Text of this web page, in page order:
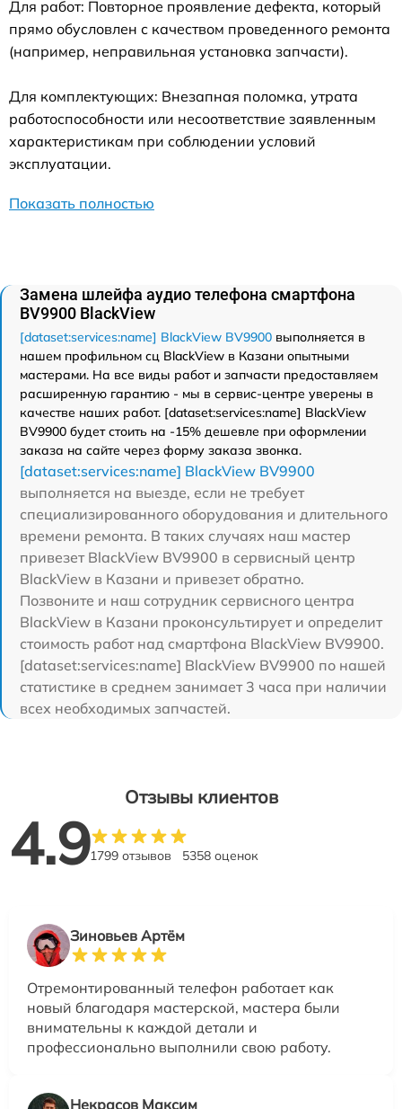
Для работ: Повторное проявление дефекта, который
прямо обусловлен с качеством проведенного ремонта
(например, неправильная установка запчасти).
Для комплектующих: Внезапная поломка, утрата
работоспособности или несоответствие заявленным
характеристикам при соблюдении условий
эксплуатации.
Показать полностью
Замена шлейфа аудио телефона смартфона
BV9900 BlackView
[dataset:services:name] BlackView BV9900 выполняется в
нашем профильном сц BlackView в Казани опытными
мастерами. На все виды работ и запчасти предоставляем
расширенную гарантию - мы в сервис-центре уверены в
качестве наших работ. [dataset:services:name] BlackView
BV9900 будет стоить на -15% дешевле при оформлении
заказа на сайте через форму заказа звонка.
[dataset:services:name] BlackView BV9900
выполняется на выезде, если не требует
специализированного оборудования и длительного
времени ремонта. В таких случаях наш мастер
привезет BlackView BV9900 в сервисный центр
BlackView в Казани и привезет обратно.
Позвоните и наш сотрудник сервисного центра
BlackView в Казани проконсультирует и определит
стоимость работ над смартфона BlackView BV9900.
[dataset:services:name] BlackView BV9900 по нашей
статистике в среднем занимает 3 часа при наличии
всех необходимых запчастей.
Отзывы клиентов
4.91799 отзывов 5358 оценок
Зиновьев Артём
Отремонтированный телефон работает как
новый благодаря мастерской, мастера были
внимательны к каждой детали и
профессионально выполнили свою работу.
Некрасов Максим